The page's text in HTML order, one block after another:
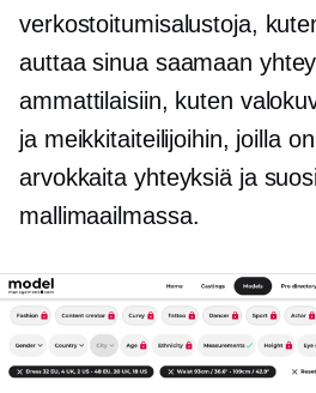
verkostoitumisalustoja,
auttaa sinua saamaan
ammattilaisiin, kuten
ja meikkitaiteilijoihin, joilla
arvokkaita yhteyksiä ja
mallimaailmassa.